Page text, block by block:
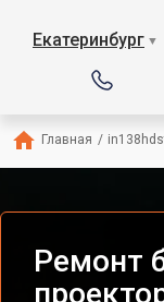
Екатеринбург ▼
Главная /
Ремонт